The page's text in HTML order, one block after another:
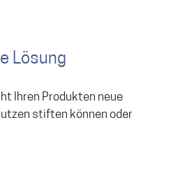
Lösung
Ihren Produkten neue
stiften können oder